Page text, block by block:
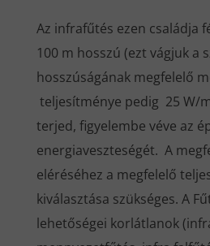
Az infrafűtés ezen családja
100 m hosszú (ezt vágjuk a
hosszúságának megfelelő
teljesítménye pedig 25 W/
terjed, figyelembe véve az
energiaveszteségét. A
eléréséhez a megfelelő
kiválasztása szükséges. A
lehetőségei korlátlanok